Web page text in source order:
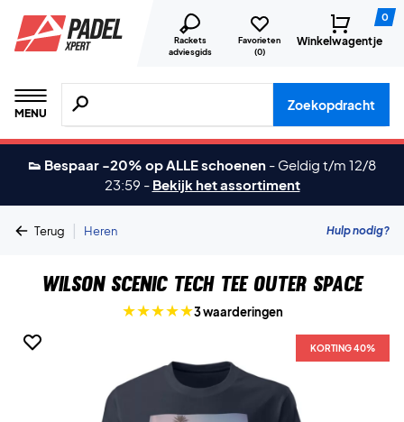
Rackets
adviesgids
Favorieten
(0)
0
Winkelwagentje
MENU
Zoeken naar producten, merken etc.
Zoekopdracht
👟 Bespaar -20% op ALLE schoenen - Geldig t/m 12/8
23:59 - Bekijk het assortiment
Terug | Heren Hulp nodig?
Wilson Scenic Tech Tee Outer Space
3 waarderingen
KORTING 40%